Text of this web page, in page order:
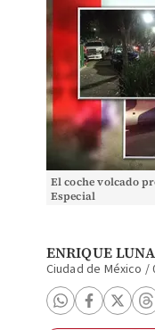
El coche volcado
Especial
ENRIQUE LUNA
Ciudad de México /